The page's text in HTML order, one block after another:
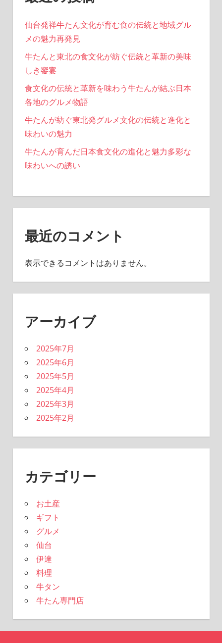
仙台発祥牛たん文化が育む食の伝統と地域グル
メの魅力再発見
牛たんと東北の食文化が紡ぐ伝統と革新の美味
しき饗宴
食文化の伝統と革新を味わう牛たんが結ぶ日本
各地のグルメ物語
牛たんが紡ぐ東北発グルメ文化の伝統と進化と
味わいの魅力
牛たんが育んだ日本食文化の進化と魅力多彩な
味わいへの誘い
最近のコメント
表示できるコメントはありません。
アーカイブ
2025年7月
2025年6月
2025年5月
2025年4月
2025年3月
2025年2月
カテゴリー
お土産
ギフト
グルメ
仙台
伊達
料理
牛タン
牛たん専門店